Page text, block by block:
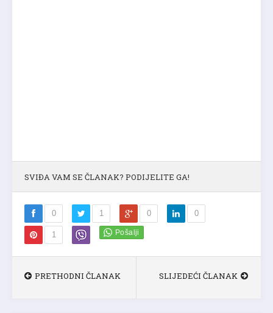
SVIĐA VAM SE ČLANAK? PODIJELITE GA!
0 1 0 0
1
PRETHODNI ČLANAK SLIJEDEĆI ČLANAK